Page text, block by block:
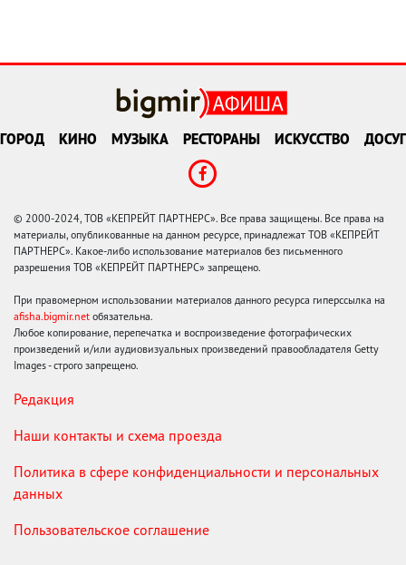
ГОРОД КИНО МУЗЫКА РЕСТОРАНЫ ИСКУССТВО ДОСУГ
© 2000-2024, ТОВ «КЕПРЕЙТ ПАРТНЕРС». Все права защищены. Все права на
материалы, опубликованные на данном ресурсе, принадлежат ТОВ «КЕПРЕЙТ
ПАРТНЕРС». Какое-либо использование материалов без письменного
разрешения ТОВ «КЕПРЕЙТ ПАРТНЕРС» запрещено.
При правомерном использовании материалов данного ресурса гиперссылка на
afisha.bigmir.net обязательна.
Любое копирование, перепечатка и воспроизведение фотографических
произведений и/или аудиовизуальных произведений правообладателя Getty
Images - строго запрещено.
Редакция
Наши контакты и схема проезда
Политика в сфере конфиденциальности и персональных
данных
Пользовательское соглашение